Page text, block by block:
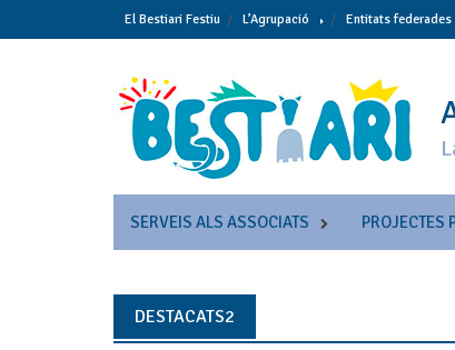
to
El Bestiari Festiu L’Agrupació Entitats federades
SERVEIS ALS ASSOCIATS PROJECTES
DESTACATS2